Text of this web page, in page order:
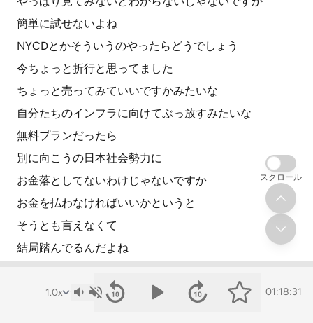
簡単に試せないよね
NYCDとかそういうのやったらどうでしょう
今ちょっと折行と思ってました
ちょっと売ってみていいですかみたいな
自分たちのインフラに向けてぶっ放すみたいな
無料プランだったら
別に向こうの日本社会勢力に
お金落としてないわけじゃないですか
お金を払わなければいいかというと
そうとも言えなくて
結局踏んでるんだよね
そういうリスト裏で何が使ってるかって
01:18:31
スクロール